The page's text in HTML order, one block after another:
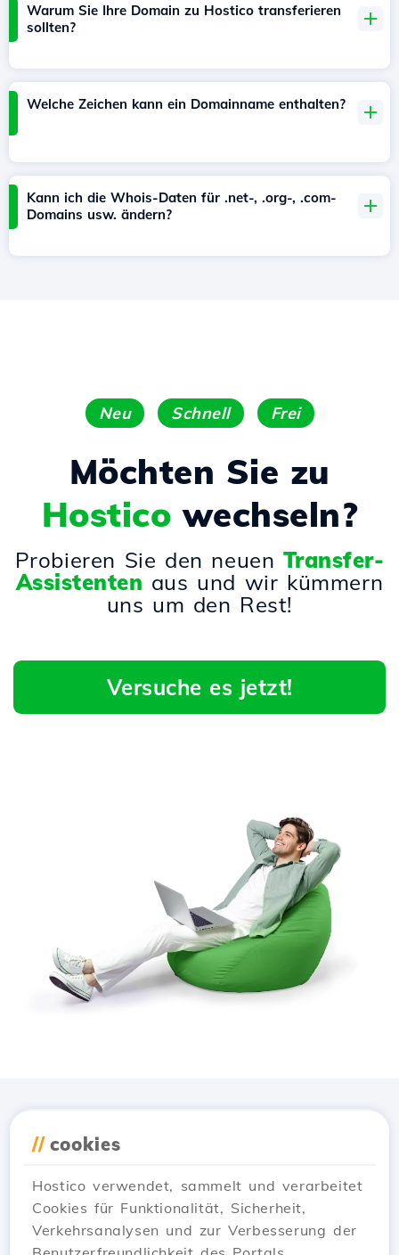
Warum Sie Ihre Domain zu Hostico transferieren
sollten?
Welche Zeichen kann ein Domainname enthalten?
Kann ich die Whois-Daten für .net-, .org-, .com-
Domains usw. ändern?
Neu Schnell Frei
Möchten Sie zu
Hostico wechseln?
Probieren Sie den neuen Transfer-
Assistenten aus und wir kümmern
uns um den Rest!
Versuche es jetzt!
// cookies
Hostico verwendet, sammelt und verarbeitet
Cookies für Funktionalität, Sicherheit,
Verkehrsanalysen und zur Verbesserung der